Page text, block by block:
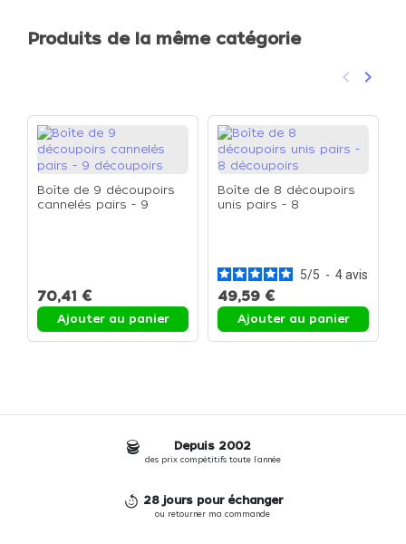
Produits de la même catégorie
Précédent
keyboard_arrow_left keyboard_arrow_right
Boîte de 9 découpoirs
cannelés pairs - 9
70,41 €
Ajouter au panier
Boîte de 8 découpoirs
unis pairs - 8
5/5 - 4avis
49,59 €
Ajouter au panier
Depuis 2002
des prix compétitifs toute l'année
28 jours pour échanger
ou retourner ma commande